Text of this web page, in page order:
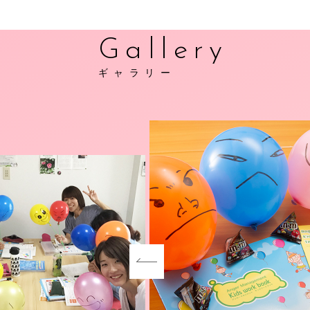
Gallery
ギャラリー